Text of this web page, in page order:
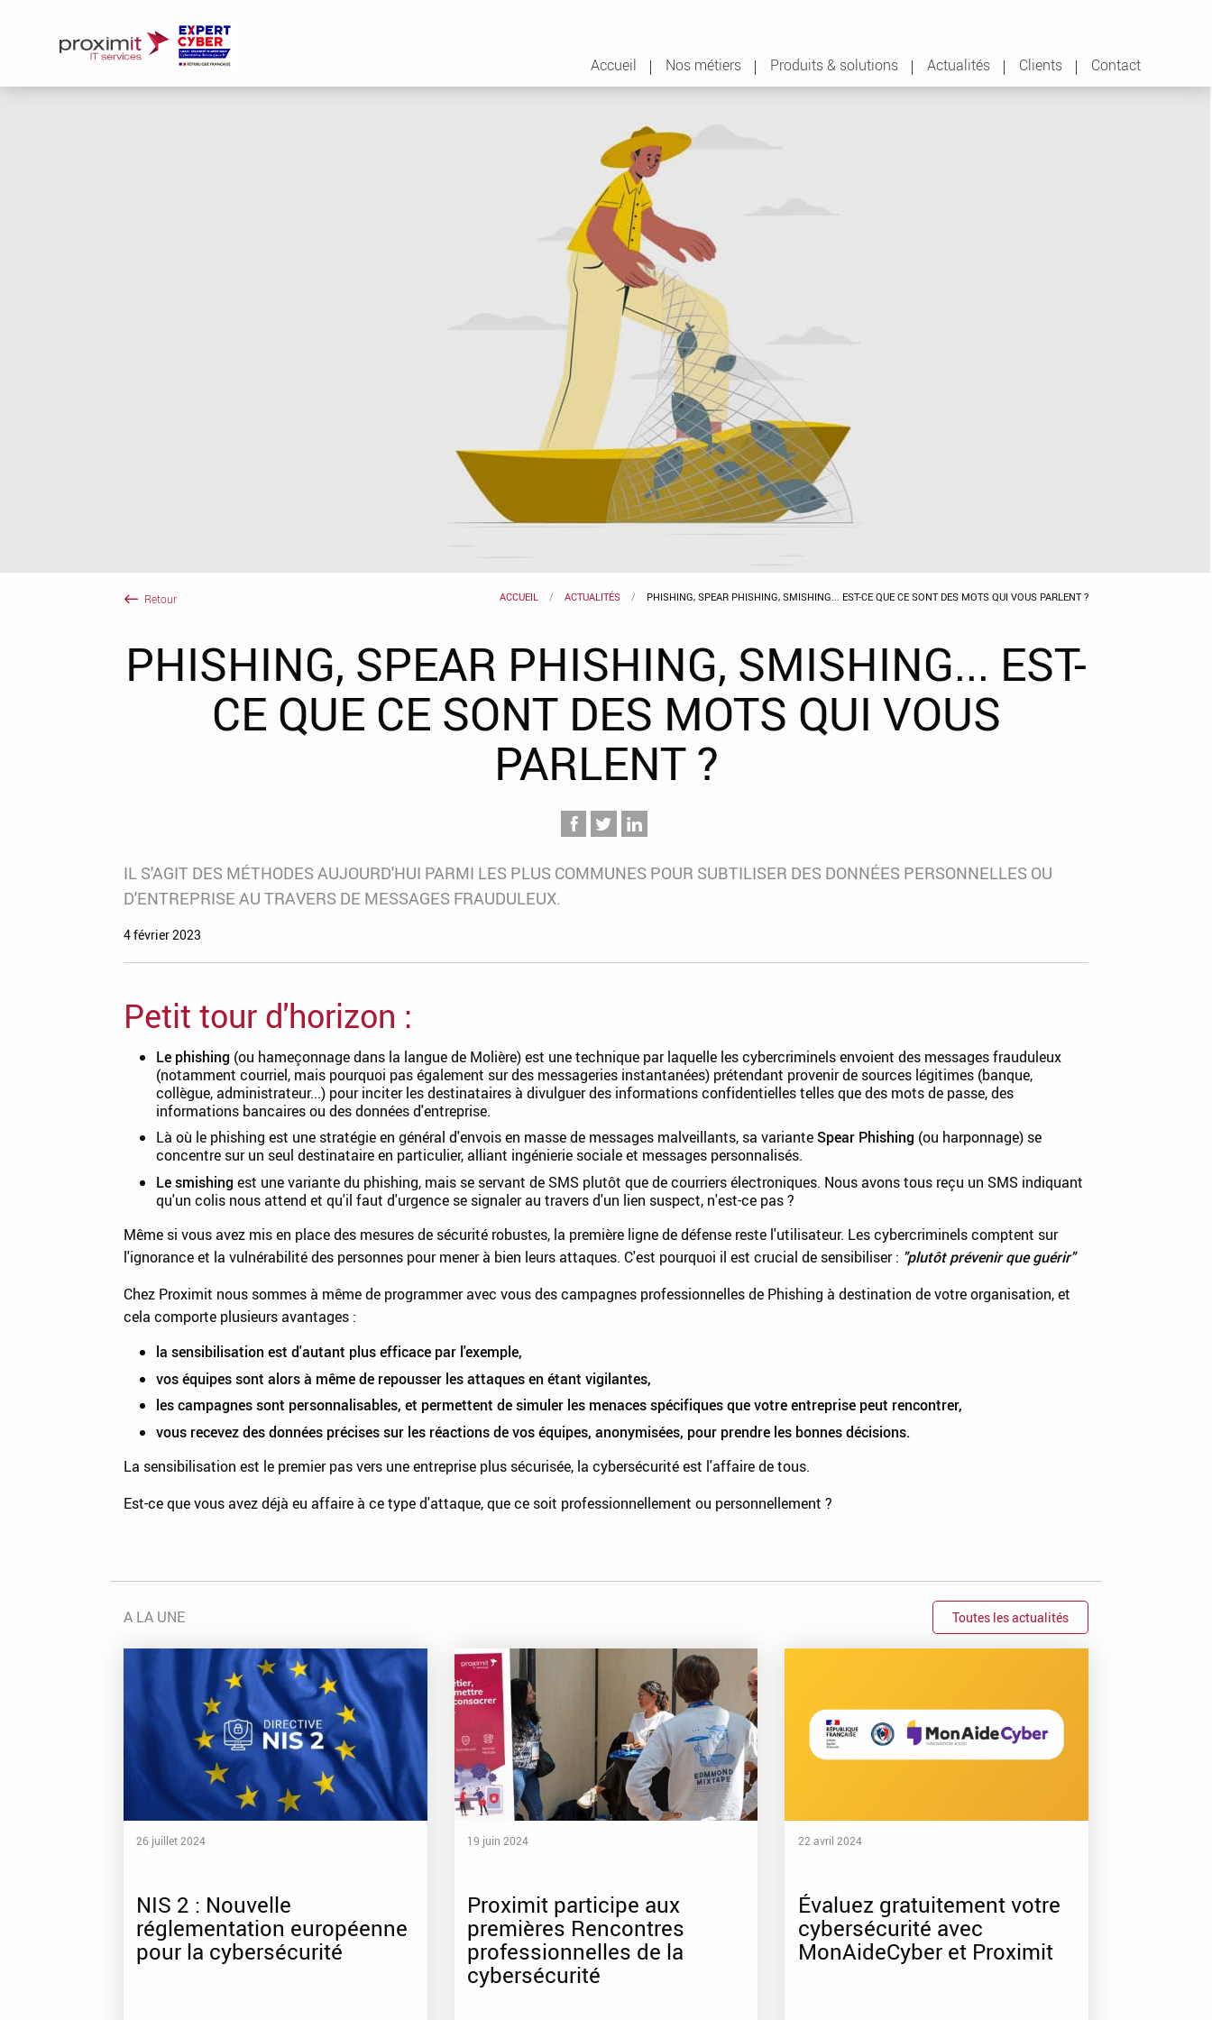
Accueil Nos métiers Produits & solutions Actualités Clients Contact
Retour ACCUEIL ACTUALITÉS PHISHING, SPEAR PHISHING, SMISHING... EST-CE QUE CE SONT DES MOTS QUI VOUS PARLENT ?
PHISHING, SPEAR PHISHING, SMISHING... EST-
CE QUE CE SONT DES MOTS QUI VOUS
PARLENT ?
IL S'AGIT DES MÉTHODES AUJOURD'HUI PARMI LES PLUS COMMUNES POUR SUBTILISER DES DONNÉES PERSONNELLES OU
D'ENTREPRISE AU TRAVERS DE MESSAGES FRAUDULEUX.
4 février 2023
Petit tour d'horizon :
Le phishing (ou hameçonnage dans la langue de Molière) est une technique par laquelle les cybercriminels envoient des messages frauduleux
(notamment courriel, mais pourquoi pas également sur des messageries instantanées) prétendant provenir de sources légitimes (banque,
collègue, administrateur...) pour inciter les destinataires à divulguer des informations confidentielles telles que des mots de passe, des
informations bancaires ou des données d'entreprise.
Là où le phishing est une stratégie en général d'envois en masse de messages malveillants, sa varianteSpear Phishing (ou harponnage) se
concentre sur un seul destinataire en particulier, alliant ingénierie sociale et messages personnalisés.
Le smishing est une variante du phishing, mais se servant de SMS plutôt que de courriers électroniques. Nous avons tous reçu un SMS indiquant
qu'un colis nous attend et qu'il faut d'urgence se signaler au travers d'un lien suspect, n'est-ce pas ?
Même si vous avez mis en place des mesures de sécurité robustes, la première ligne de défense reste l'utilisateur. Les cybercriminels comptent sur
l'ignorance et la vulnérabilité des personnes pour mener à bien leurs attaques. C'est pourquoi il est crucial de sensibiliser : "plutôt prévenir que guérir"
Chez Proximit nous sommes à même de programmer avec vous des campagnes professionnelles de Phishing à destination de votre organisation, et
cela comporte plusieurs avantages :
la sensibilisation est d'autant plus efficace par l'exemple,
vos équipes sont alors à même de repousser les attaques en étant vigilantes,
les campagnes sont personnalisables, et permettent de simuler les menaces spécifiques que votre entreprise peut rencontrer,
vous recevez des données précises sur les réactions de vos équipes, anonymisées, pour prendre les bonnes décisions.
La sensibilisation est le premier pas vers une entreprise plus sécurisée, la cybersécurité est l'affaire de tous.
Est-ce que vous avez déjà eu affaire à ce type d'attaque, que ce soit professionnellement ou personnellement ?
A LA UNE Toutes les actualités
26 juillet 2024
NIS 2 : Nouvelle
réglementation européenne
pour la cybersécurité
19 juin 2024
Proximit participe aux
premières Rencontres
professionnelles de la
cybersécurité
22 avril 2024
Évaluez gratuitement votre
cybersécurité avec
MonAideCyber et Proximit